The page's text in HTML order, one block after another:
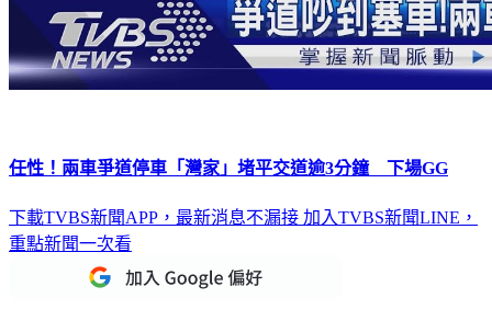
任性！兩車爭道停車「灣家」堵平交道逾3分鐘 下場GG
下載TVBS新聞APP，最新消息不漏接 加入TVBS新聞LINE，
重點新聞一次看